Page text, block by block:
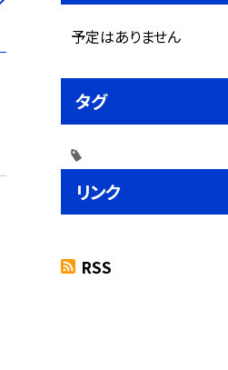
予定はありません
タグ
リンク
RSS